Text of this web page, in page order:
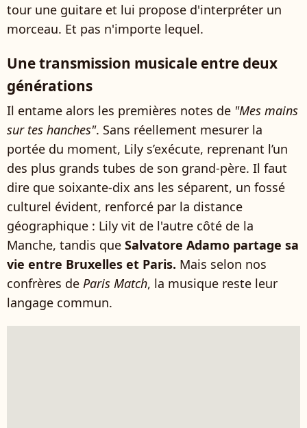
tour une guitare et lui propose d'interpréter un
morceau. Et pas n'importe lequel.
Une transmission musicale entre deux
générations
Il entame alors les premières notes de "Mes mains
sur tes hanches". Sans réellement mesurer la
portée du moment, Lily s’exécute, reprenant l’un
des plus grands tubes de son grand-père. Il faut
dire que soixante-dix ans les séparent, un fossé
culturel évident, renforcé par la distance
géographique : Lily vit de l'autre côté de la
Manche, tandis que Salvatore Adamo partage sa
vie entre Bruxelles et Paris. Mais selon nos
confrères de Paris Match, la musique reste leur
langage commun.